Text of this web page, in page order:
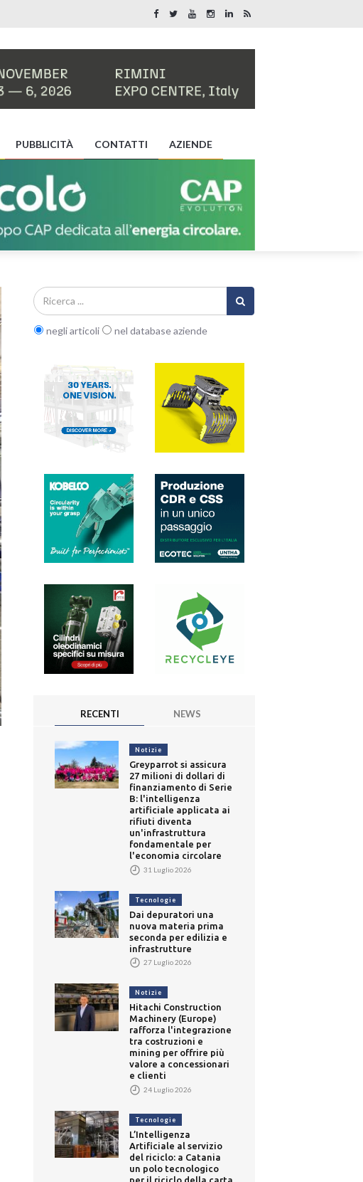
PUBBLICITÀ CONTATTI AZIENDE
negli articoli nel database aziende
RECENTI NEWS
Notizie
Greyparrot si assicura
27 milioni di dollari di
finanziamento di Serie
B: l'intelligenza
artificiale applicata ai
rifiuti diventa
un'infrastruttura
fondamentale per
l'economia circolare
31 Luglio 2026
Tecnologie
Dai depuratori una
nuova materia prima
seconda per edilizia e
infrastrutture
27 Luglio 2026
Notizie
Hitachi Construction
Machinery (Europe)
rafforza l'integrazione
tra costruzioni e
mining per offrire più
valore a concessionari
e clienti
24 Luglio 2026
Tecnologie
L’Intelligenza
Artificiale al servizio
del riciclo: a Catania
un polo tecnologico
per il riciclo della carta